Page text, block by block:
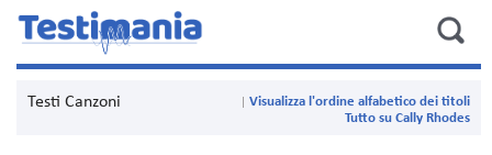
Testi Canzoni
Visualizza l'ordine alfabetico dei titoli
Tutto su Cally Rhodes